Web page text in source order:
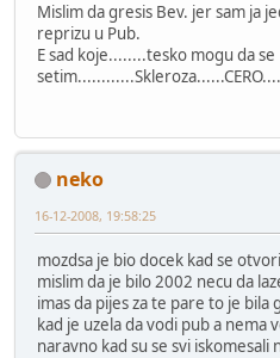
Mislim da gresis Bev. jer sam ja
reprizu u Pub.
E sad koje........tesko mogu da se
neko
16-12-2008, 19:58:25
mozdsa je bio docek kad se
mislim da je bilo 2002 necu da
imas da pijes za te pare to je bila
kad je uzela da vodi pub a nema
naravno kad su se svi iskomesali